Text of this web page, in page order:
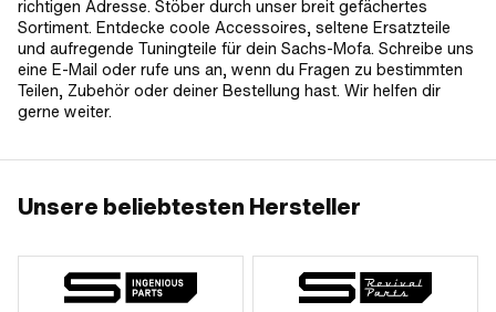
richtigen Adresse. Stöber durch unser breit gefächertes
Sortiment. Entdecke coole Accessoires, seltene Ersatzteile
und aufregende Tuningteile für dein Sachs-Mofa. Schreibe uns
eine E-Mail oder rufe uns an, wenn du Fragen zu bestimmten
Teilen, Zubehör oder deiner Bestellung hast. Wir helfen dir
gerne weiter.
Unsere beliebtesten Hersteller